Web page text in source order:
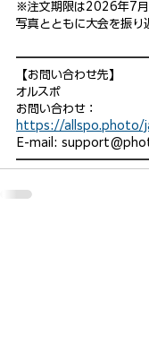
※注文期限は2026年7月
写真とともに大会を振り
【お問い合わせ先】
オルスポ
お問い合わせ：
https://allspo.photo/
E-mail: